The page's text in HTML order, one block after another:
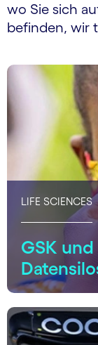
wo Sie sich
befinden, wir
LIFE SCIENCES
GSK